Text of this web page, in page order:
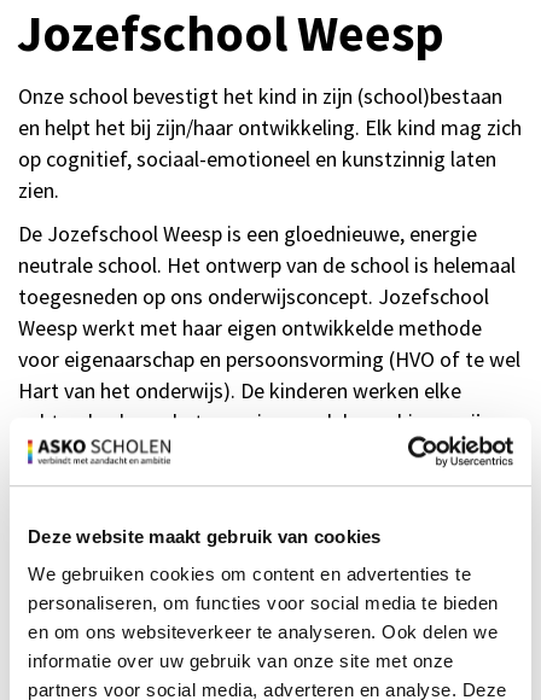
Deze website maakt gebruik van cookies
We gebruiken cookies om content en advertenties te
personaliseren, om functies voor social media te bieden
en om ons websiteverkeer te analyseren. Ook delen we
informatie over uw gebruik van onze site met onze
partners voor social media, adverteren en analyse. Deze
Jozefschool Weesp
Onze school bevestigt het kind in zijn (school)bestaan
en helpt het bij zijn/haar ontwikkeling. Elk kind mag zich
op cognitief, sociaal-emotioneel en kunstzinnig laten
zien.
De Jozefschool Weesp is een gloednieuwe, energie
neutrale school. Het ontwerp van de school is helemaal
toegesneden op ons onderwijsconcept. Jozefschool
Weesp werkt met haar eigen ontwikkelde methode
voor eigenaarschap en persoonsvorming (HVO of te wel
Hart van het onderwijs). De kinderen werken elke
ochtend volgens het camping model waarbinnen zij aan
hun eigen leerdoelen kunnen werken. De instructie van
nieuw aangeboden lesstof wordt volgens EDI
middagen wordt groepsdoorbroken, thematisch
gewerkt op leerpleinen. De manier waarop leerkrachten,
leerlingen, ouders en directie met elkaar omgaan en bij
elkaar betrokken zijn, maakt onze school tot een unieke
school.